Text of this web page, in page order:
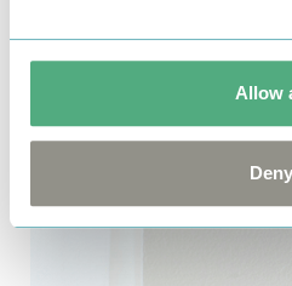
Allow
Deny
花を一輪挿すだけで絵に